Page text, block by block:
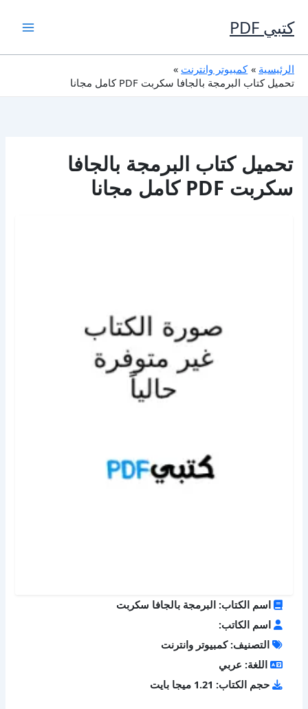
إلى
المحتوى
كتبي PDF
الرئيسية
كمبيوتر وانترنت
تحميل كتاب البرمجة بالجافا سكربت PDF كامل مجانا
تحميل كتاب البرمجة بالجافا
سكربت PDF كامل مجانا
اسم الكتاب: البرمجة بالجافا سكربت
اسم الكاتب:
التصنيف: كمبيوتر وانترنت
اللغة: عربي
حجم الكتاب: 1.21 ميجا بايت